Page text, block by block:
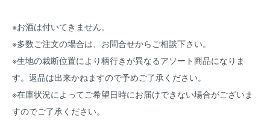
※お酒は付いてきません。
※多数ご注文の場合は、お問合せからご相談下さい。
※生地の裁断位置により柄行きが異なるアソート商品になりま
す。返品は出来かねますので予めご了承ください。
※在庫状況によってご希望日時にお届けできない場合がございま
すのでご了承ください。